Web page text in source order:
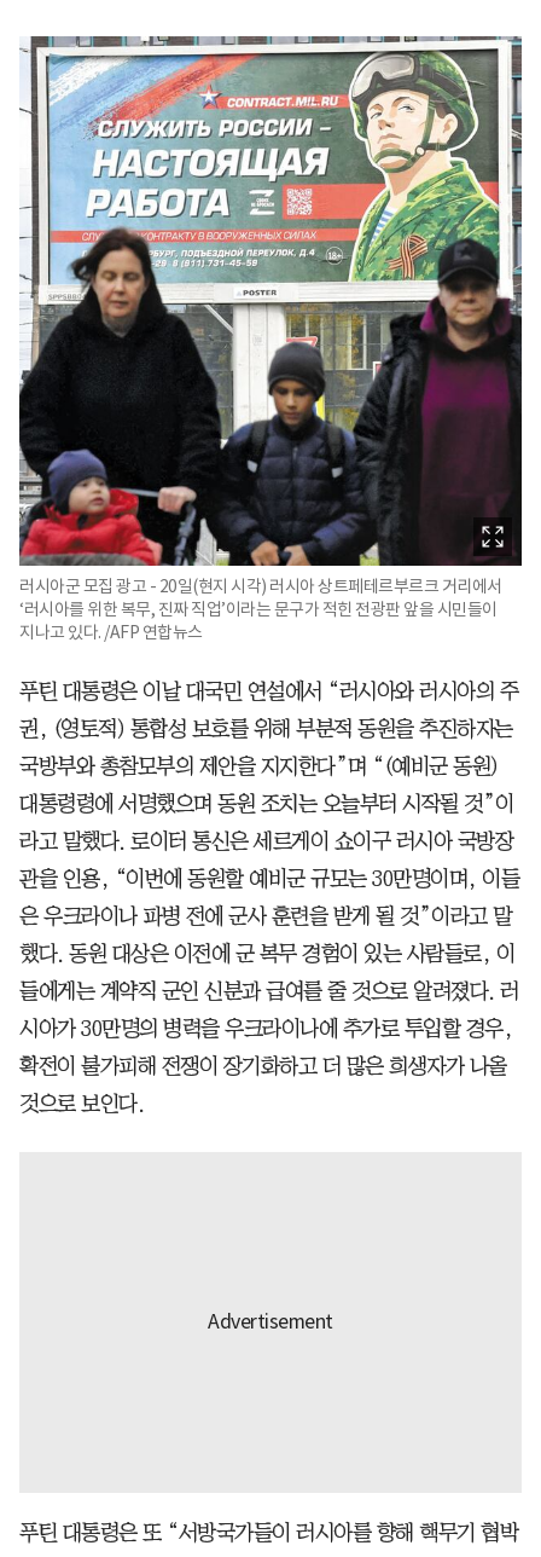
러시아군 모집 광고 - 20일(현지 시각) 러시아 상트페테르부르크 거리에서
‘러시아를 위한 복무, 진짜 직업’이라는 문구가 적힌 전광판 앞을 시민들이
지나고 있다. /AFP 연합뉴스
푸틴 대통령은 이날 대국민 연설에서 “러시아와 러시아의 주
권, (영토적) 통합성 보호를 위해 부분적 동원을 추진하자는
국방부와 총참모부의 제안을 지지한다”며 “(예비군 동원)
대통령령에 서명했으며 동원 조치는 오늘부터 시작될 것”이
라고 말했다. 로이터 통신은 세르게이 쇼이구 러시아 국방장
관을 인용, “이번에 동원할 예비군 규모는 30만명이며, 이들
은 우크라이나 파병 전에 군사 훈련을 받게 될 것”이라고 말
했다. 동원 대상은 이전에 군 복무 경험이 있는 사람들로, 이
들에게는 계약직 군인 신분과 급여를 줄 것으로 알려졌다. 러
시아가 30만명의 병력을 우크라이나에 추가로 투입할 경우,
확전이 불가피해 전쟁이 장기화하고 더 많은 희생자가 나올
것으로 보인다.
푸틴 대통령은 또 “서방국가들이 러시아를 향해 핵무기 협박